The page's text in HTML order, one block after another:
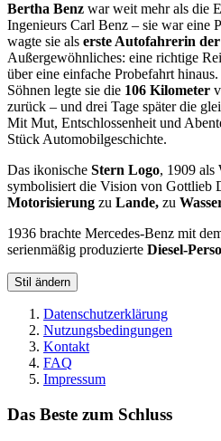
Bertha Benz war weit mehr als die
Ingenieurs Carl Benz – sie war eine
wagte sie als erste Autofahrerin
Außergewöhnliches: eine richtige
über eine einfache Probefahrt
Söhnen legte sie die 106 Kilometer
zurück – und drei Tage später die
Mit Mut, Entschlossenheit und
Stück Automobilgeschichte.
Das ikonische Stern Logo, 1909 als
symbolisiert die Vision von Gottlieb
Motorisierung zu Lande, zu
1936 brachte Mercedes-Benz mit
serienmäßig produzierte Diesel-
Stil ändern
Datenschutzerklärung
Nutzungsbedingungen
Kontakt
FAQ
Impressum
Das Beste zum Schluss